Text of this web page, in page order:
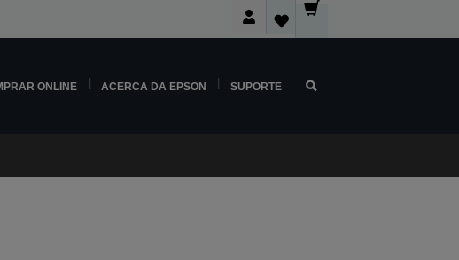
ONLINE ACERCA DA EPSON SUPORTE